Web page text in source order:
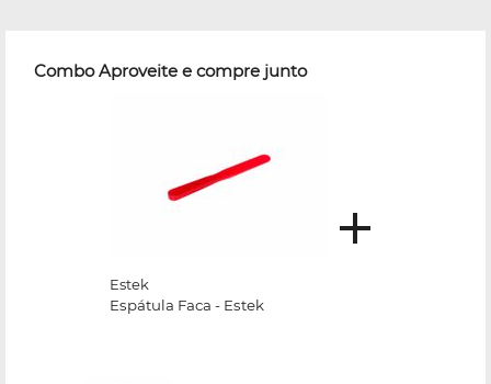
Combo Aproveite e compre junto
Estek
Espátula Faca - Estek